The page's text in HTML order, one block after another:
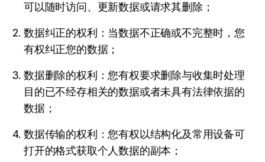
可以随时访问、更新数据或请求其删除；
数据纠正的权利：当数据不正确或不完整时，您
有权纠正您的数据；
数据删除的权利：您有权要求删除与收集时处理
目的已不经存相关的数据或者未具有法律依据的
数据；
数据传输的权利：您有权以结构化及常用设备可
打开的格式获取个人数据的副本；